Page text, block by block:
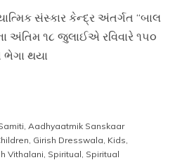
સંસ્કાર કેન્દ્ર અંતર્ગત “બાલ
અંતિમ ૧૮ જુલાઈએ રવિવારે ૧૫૦
ભેગા થયા
Aadhyaatmik Sanskaar
Girish Dresswala Kids
Vithalani Spiritual Spiritual